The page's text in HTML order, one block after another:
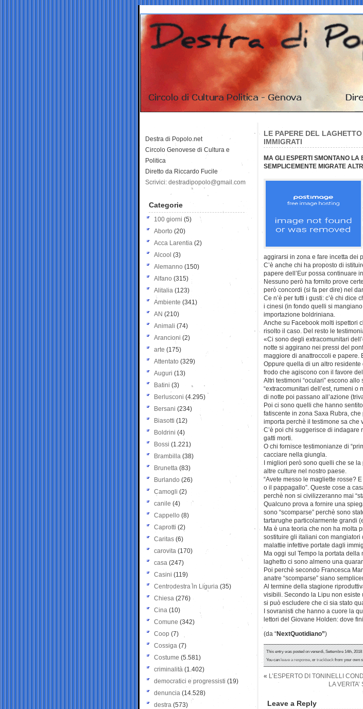
LE PAPERE DEL
IMMIGRATI
MA GLI ESPERTI SMONTANO
SEMPLICEMENTE MIGRATE
aggirarsi in zona e fare incetta dei
C’è anche chi ha proposto di
papere dell’Eur possa continuare
Nessuno però ha fornito prove
però concordi (si fa per dire) nel
Ce n’è per tutti i gusti: c’è chi
i cinesi (in fondo quelli si
importazione boldriniana.
Anche su Facebook molti ispettori
risolto il caso. Del resto le
«Ci sono degli extracomunitari
notte si aggirano nei pressi del
maggiore di anattroccoli e papere.
Oppure quella di un altro
frodo che agiscono con il favore
Altri testimoni “oculari” escono
“extracomunitari dell’est, rumeni
di notte poi passano all’azione
Poi ci sono quelli che hanno
fatiscente in zona Saxa Rubra,
importa perchè il testimone sa che
C’è poi chi suggerisce di
gatti morti.
O chi fornisce testimonianze di
cacciare nella giungla.
I migliori però sono quelli che se
altre culture nel nostro paese.
“Avete messo le magliette rosse?
o il pappagallo”. Queste cose a
perchè non si civilizzeranno mai
Qualcuno prova a fornire una
sono “scomparse” perchè sono
tartarughe particolarmente grandi
Ma è una teoria che non ha molta
sostituire gli italiani con
malattie infettive portate dagli
Ma oggi sul Tempo la portata
laghetto ci sono almeno una
Poi perchè secondo Francesca
anatre “scomparse” siano
Al termine della stagione
visibili. Secondo la Lipu non esiste
si può escludere che ci sia stato
I sovranisti che hanno a cuore la
lettori del Giovane Holden: dove
(da “NextQuotidiano”)
This entry was posted on venerdì, Settembre 14th,
You canleave a response, ortrackbackfrom your own
« L’ESPERTO DI TONINELLI
LA
Leave a Reply
Destra di Popolo.net
Circolo Genovese di Cultura e
Politica
Diretto da Riccardo Fucile
Scrivici: destradipopolo@gmail.com
Categorie
100 giorni (5)
Aborto (20)
Acca Larentia (2)
Alcool (3)
Alemanno (150)
Alfano (315)
Alitalia (123)
Ambiente (341)
AN (210)
Animali (74)
Arancioni (2)
arte (175)
Attentato (329)
Auguri (13)
Batini (3)
Berlusconi (4.295)
Bersani (234)
Biasotti (12)
Boldrini (4)
Bossi (1.221)
Brambilla (38)
Brunetta (83)
Burlando (26)
Camogli (2)
canile (4)
Cappello (8)
Caprotti (2)
Caritas (6)
carovita (170)
casa (247)
Casini (119)
Centrodestra in Liguria (35)
Chiesa (276)
Cina (10)
Comune (342)
Coop (7)
Cossiga (7)
Costume (5.581)
criminalità (1.402)
democratici e progressisti (19)
denuncia (14.528)
destra (573)